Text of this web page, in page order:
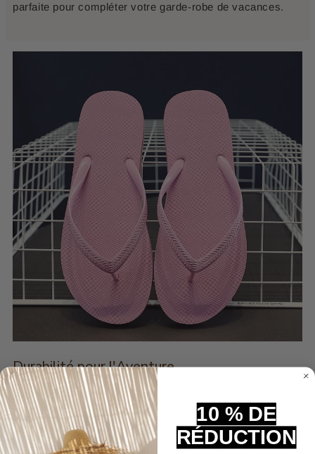
parfaite pour compléter votre garde-robe de vacances.
Durabilité pour l'Aventure
Conçues pour résister à l'eau et au sable, ces
tongs femmesont aussi robustes qu'élégantes. Leur
composition en matériaux résistants assure une durabilité
à toute épreuve, vous permettant de profiter pleinement
10 % DE
RÉDUCTION